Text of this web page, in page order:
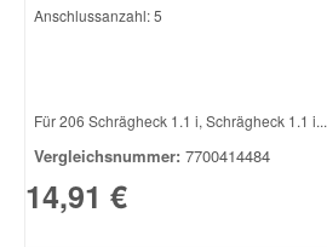
Anschlussanzahl: 5
Für 206 Schrägheck 1.1 i, Schrägheck 1.1 i...
Vergleichsnummer: 7700414484
14,91 €
Suzuki Ersatzteile